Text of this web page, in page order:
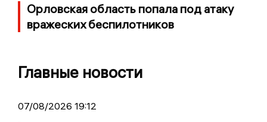
Орловская область попала под атаку
вражеских беспилотников
Главные новости
07/08/2026 19:12